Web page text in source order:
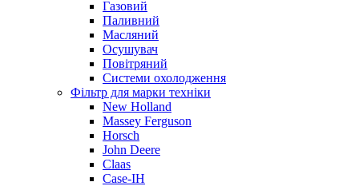
Газовий
Паливний
Масляний
Осушувач
Повітряний
Системи охолодження
Фільтр для марки техніки
New Holland
Massey Ferguson
Horsch
John Deere
Claas
Case-IH